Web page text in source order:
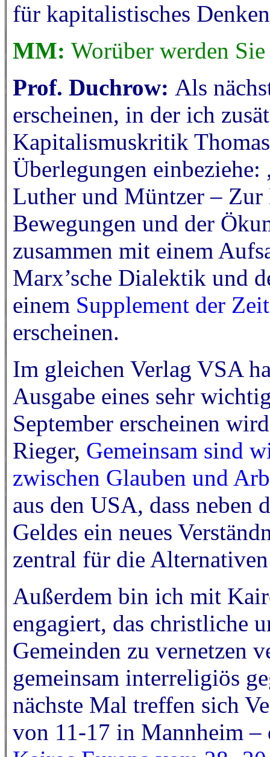
für kapitalistisches
MM: Worüber werden
Prof. Duchrow: Als
erscheinen, in der ich
Kapitalismuskritik
Überlegungen
Luther und Müntzer –
Bewegungen und der
zusammen mit einem
Marx’sche Dialektik und
einem Supplement der
erscheinen.
Im gleichen Verlag VSA
Ausgabe eines sehr
September erscheinen
Rieger, Gemeinsam sind
zwischen Glauben und
aus den USA, dass neben
Geldes ein neues
zentral für die
Außerdem bin ich mit
engagiert, das christliche
Gemeinden zu vernetzen
gemeinsam interreligiös
nächste Mal treffen sich
von 11-17 in Mannheim